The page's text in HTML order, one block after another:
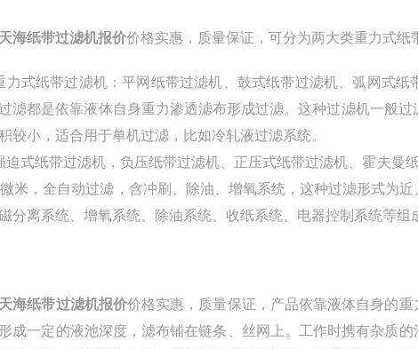
海纸带过滤机报价价格实惠，质量保证，可分为两大类重力式纸
力式纸带过滤机：平网纸带过滤机、鼓式纸带过滤机、弧网式
滤都是依靠液体自身重力渗透滤布形成过滤。这种过滤机一般
较小，适合用于单机过滤，比如冷轧液过滤系统。
迫式纸带过滤机，负压纸带过滤机、正压式纸带过滤机、霍夫
米，全自动过滤，含冲刷、除油、增氧系统，这种过滤形式为
分离系统、增氧系统、除油系统、收纸系统、电器控制系统等组
海纸带过滤机报价价格实惠，质量保证，产品依靠液体自身的
成一定的液池深度，滤布铺在链条、丝网上。工作时携有杂质